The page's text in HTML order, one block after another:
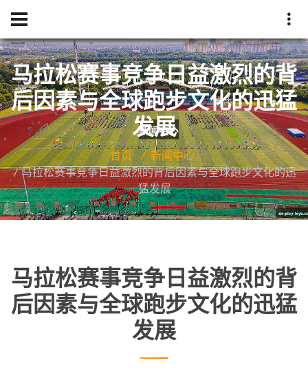
马拉松赛事竞争日益激烈的背
后因素与全球跑步文化的迅猛
发展
首页
新闻中心
马拉松赛事竞争日益激烈的背后因素与全球跑步文化的迅
猛发展
马拉松赛事竞争日益激烈的背
后因素与全球跑步文化的迅猛
发展